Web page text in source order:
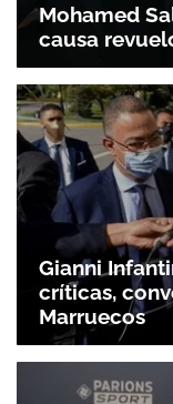
Mohamed
causa
Gianni
críticas,
Marruecos